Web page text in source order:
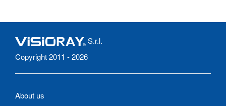
S.r.l.
Copyright 2011 - 2026
About us